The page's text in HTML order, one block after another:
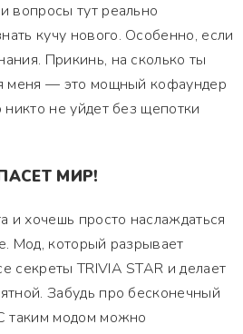
вопросы тут реально
кучу нового. Особенно, если
Прикинь, на сколько ты
меня — это мощный кофаундер
никто не уйдет без щепотки
МИР!
и хочешь просто наслаждаться
Мод, который разрывает
секреты TRIVIA STAR и делает
Забудь про бесконечный
таким модом можно